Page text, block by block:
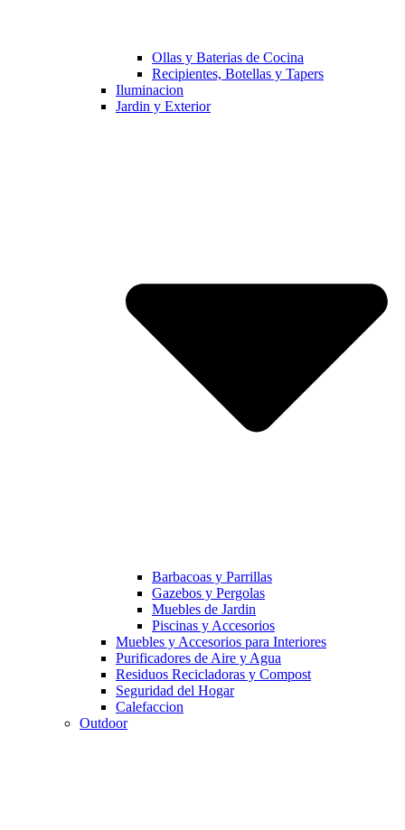
Ollas y Baterias de Cocina
Recipientes, Botellas y Tapers
Iluminacion
Jardin y Exterior
Barbacoas y Parrillas
Gazebos y Pergolas
Muebles de Jardin
Piscinas y Accesorios
Muebles y Accesorios para Interiores
Purificadores de Aire y Agua
Residuos Recicladoras y Compost
Seguridad del Hogar
Calefaccion
Outdoor